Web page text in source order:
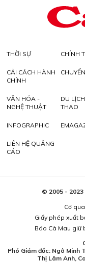
THỜI SỰ CHÍNH
CẢI CÁCH HÀNH
CHÍNH
VĂN HÓA -
NGHỆ THUẬT
DU
THAO
INFOGRAPHIC
LIÊN HỆ QUẢNG
CÁO
© 2005 - 2023
Cơ
Giấy phép xuất
Báo Cà Mau giữ
Phó Giám đốc: Ngô Minh
Thị Lâm Anh,